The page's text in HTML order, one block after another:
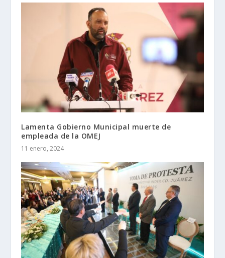
Lamenta Gobierno Municipal muerte de
empleada de la OMEJ
11 enero, 2024